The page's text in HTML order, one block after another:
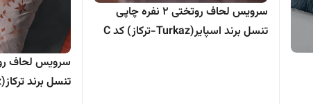
سرویس لحاف روتختی 2 نفره چاپی
تنسل برند اسپایر(Turkaz-ترکاز) کد C
تنسل برند ترکاز(Turkaz) کد 2044